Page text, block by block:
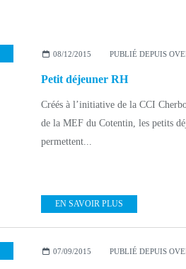
PETIT DÉJEUNER,EMPLOI MANAGEMENT,
08/12/2015 PUBLIÉ DEPUIS
Petit déjeuner RH
Créés à l’initiative de la CCI
de la MEF du Cotentin, les petits
permettent...
EN SAVOIR PLUS
IMMIGRATION,CHANTEREYNE,
07/09/2015 PUBLIÉ DEPUIS